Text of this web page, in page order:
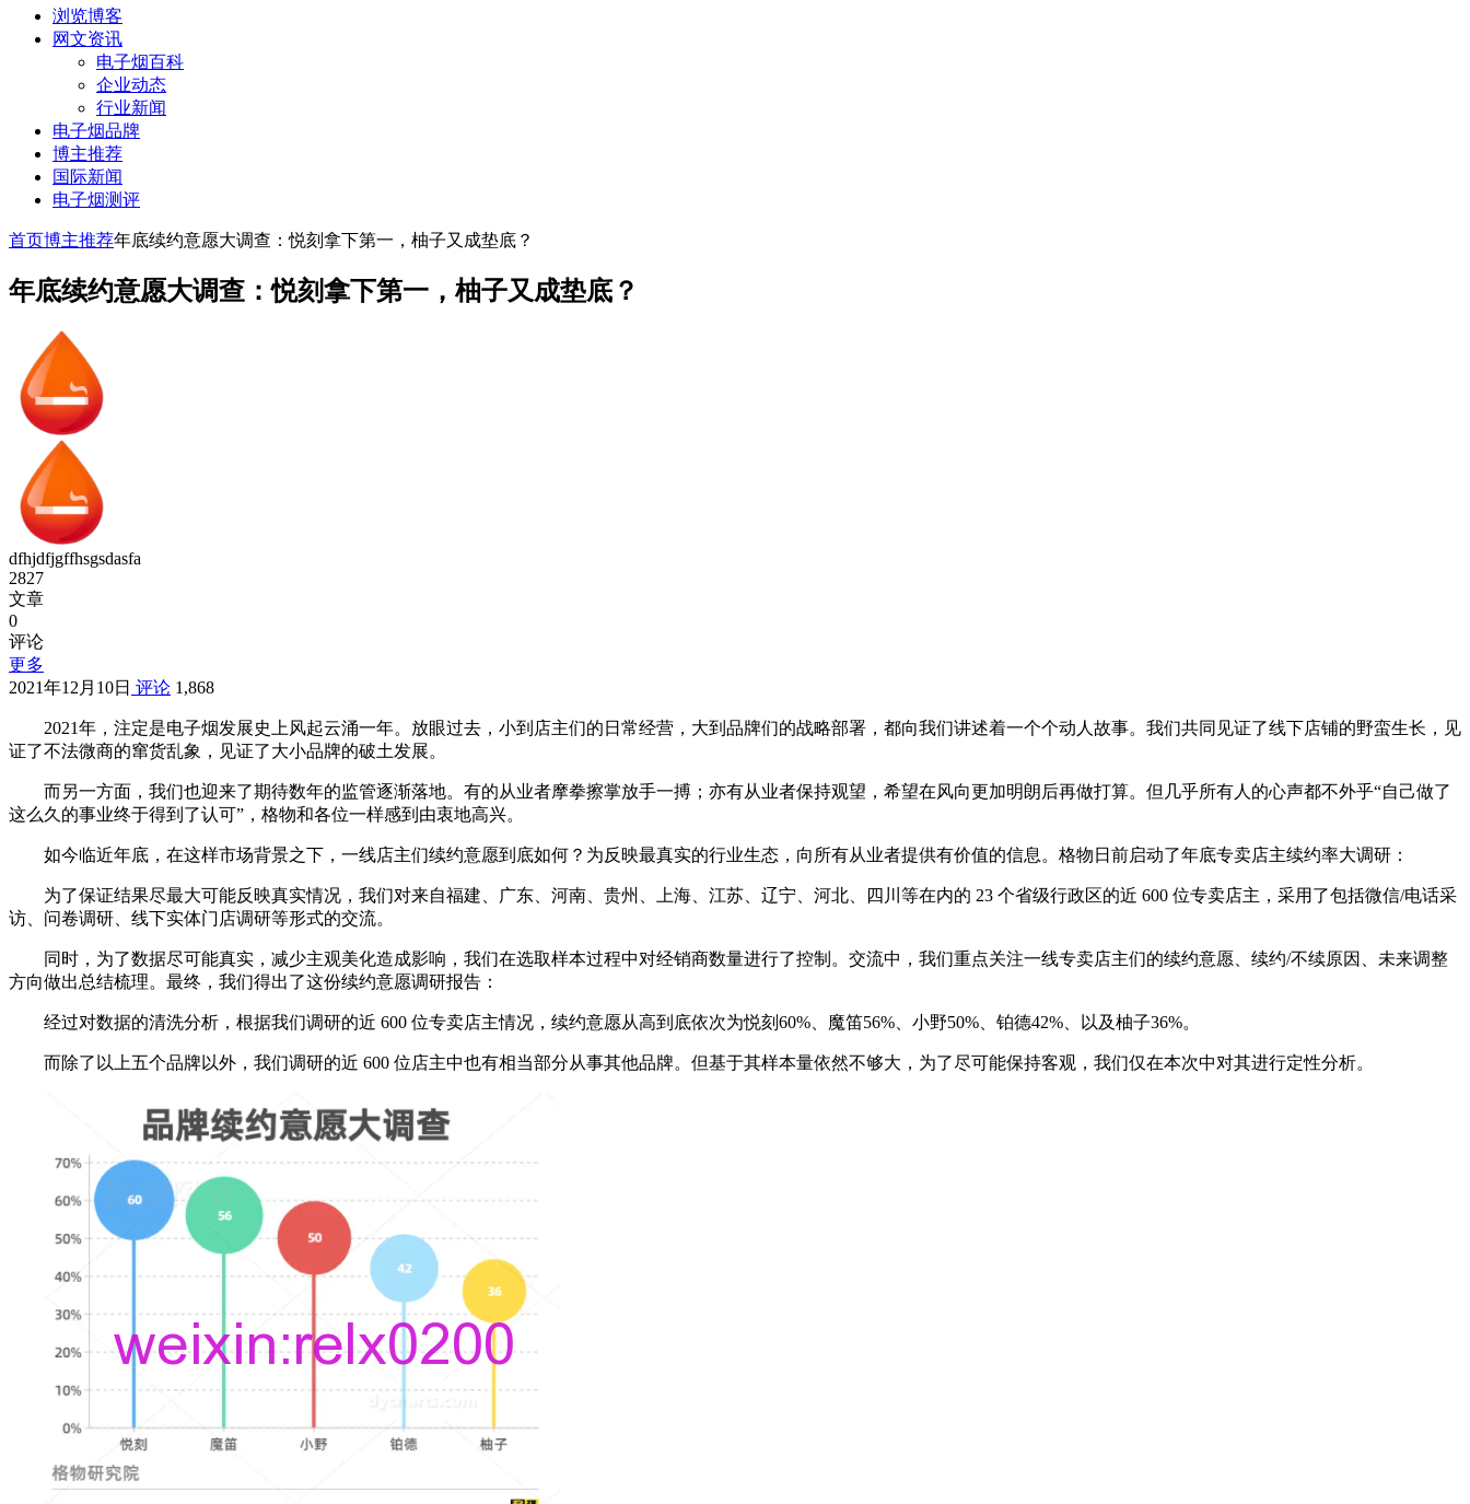
浏览博客
网文资讯
电子烟百科
企业动态
行业新闻
电子烟品牌
博主推荐
国际新闻
电子烟测评
首页博主推荐年底续约意愿大调查：悦刻拿下第一，柚子又成垫底？
年底续约意愿大调查：悦刻拿下第一，柚子又成垫底？
dfhjdfjgffhsgsdasfa
2827
文章
0
评论
更多
2021年12月10日 评论 1,868
2021年，注定是电子烟发展史上风起云涌一年。放眼过去，小到店主们的日常经营，大到品牌们的战略部署，都向我们讲述着一个个动人故事。我们共同见证了线下店铺的野蛮生长，见
证了不法微商的窜货乱象，见证了大小品牌的破土发展。
而另一方面，我们也迎来了期待数年的监管逐渐落地。有的从业者摩拳擦掌放手一搏；亦有从业者保持观望，希望在风向更加明朗后再做打算。但几乎所有人的心声都不外乎“自己做了
这么久的事业终于得到了认可”，格物和各位一样感到由衷地高兴。
如今临近年底，在这样市场背景之下，一线店主们续约意愿到底如何？为反映最真实的行业生态，向所有从业者提供有价值的信息。格物日前启动了年底专卖店主续约率大调研：
为了保证结果尽最大可能反映真实情况，我们对来自福建、广东、河南、贵州、上海、江苏、辽宁、河北、四川等在内的 23 个省级行政区的近 600 位专卖店主，采用了包括微信/电话采
访、问卷调研、线下实体门店调研等形式的交流。
同时，为了数据尽可能真实，减少主观美化造成影响，我们在选取样本过程中对经销商数量进行了控制。交流中，我们重点关注一线专卖店主们的续约意愿、续约/不续原因、未来调整
方向做出总结梳理。最终，我们得出了这份续约意愿调研报告：
经过对数据的清洗分析，根据我们调研的近 600 位专卖店主情况，续约意愿从高到底依次为悦刻60%、魔笛56%、小野50%、铂德42%、以及柚子36%。
而除了以上五个品牌以外，我们调研的近 600 位店主中也有相当部分从事其他品牌。但基于其样本量依然不够大，为了尽可能保持客观，我们仅在本次中对其进行定性分析。